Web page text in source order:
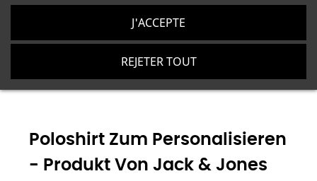
Personalisieren - Produkt von Jack & Jones
Poloshirt Zum Personalisieren
- Produkt Von Jack & Jones
REJETER TOUT
J'ACCEPTE